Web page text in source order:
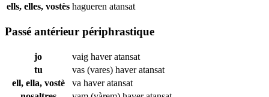
ells, elles, vostès hagueren atansat
Passé antérieur périphrastique
jo vaig haveratansat
tu
vas (vares) haveratansat
ell, ella, vostè
va haveratansat